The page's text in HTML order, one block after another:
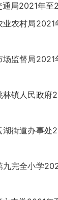
2021年至
村局2021
督局2021
人民政府
道办事处
全小学